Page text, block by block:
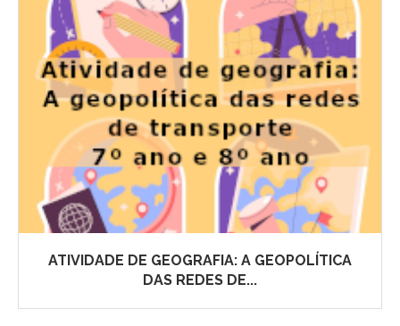
ATIVIDADE DE GEOGRAFIA: A GEOPOLÍTICA
DAS REDES DE...